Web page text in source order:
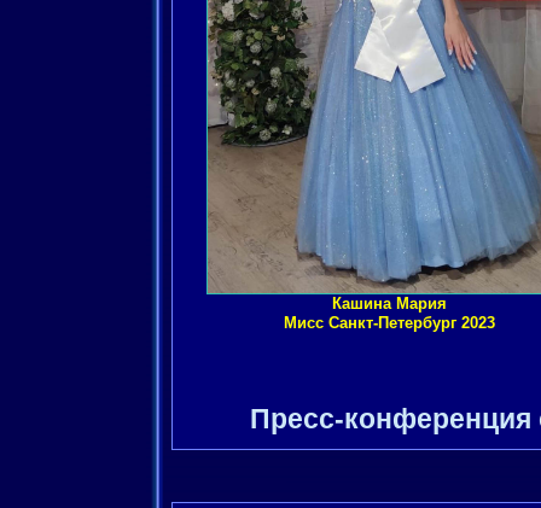
Кашина Мария
Мисс Санкт-Петербург 2023
Пресс-